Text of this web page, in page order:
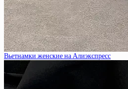
Вьетнамки женские на Алиэкспресс